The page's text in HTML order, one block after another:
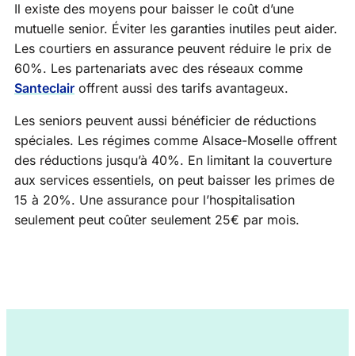
Il existe des moyens pour baisser le coût d’une
mutuelle senior. Éviter les garanties inutiles peut aider.
Les courtiers en assurance peuvent réduire le prix de
60%. Les partenariats avec des réseaux comme
Santeclair offrent aussi des tarifs avantageux.
Les seniors peuvent aussi bénéficier de réductions
spéciales. Les régimes comme Alsace-Moselle offrent
des réductions jusqu’à 40%. En limitant la couverture
aux services essentiels, on peut baisser les primes de
15 à 20%. Une assurance pour l’hospitalisation
seulement peut coûter seulement 25€ par mois.